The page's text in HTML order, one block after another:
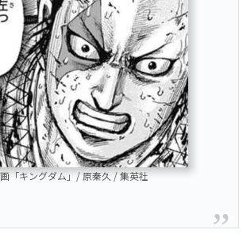
「キングダム」/ 原秦久 / 集英社